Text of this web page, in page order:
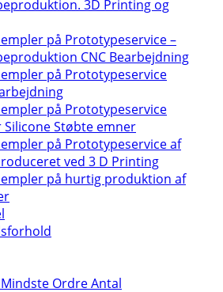
3D Printing og
på Prototypeservice –
CNC Bearbejdning
på Prototypeservice
på Prototypeservice
Støbte emner
på Prototypeservice af
ved 3 D Printing
på hurtig produktion af
Mindste Ordre Antal